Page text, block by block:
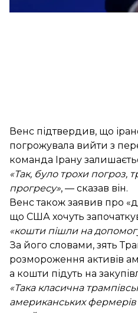
Венс підтвердив, що
погрожувала вийти з
команда Ірану
«Так, було трохи погроз,
прогресу», — сказав він.
Венс також заявив про
що США хочуть
«кошти пішли на
За його словами, зять
розмороження активів
а кошти підуть на
«Така класична
американських фермерів